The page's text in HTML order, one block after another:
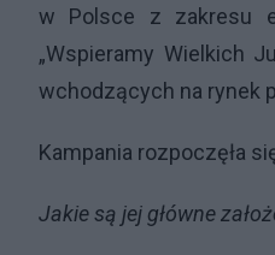
w Polsce z zakresu
„Wspieramy Wielkich
wchodzących na rynek
Kampania rozpoczęła
Jakie są jej główne